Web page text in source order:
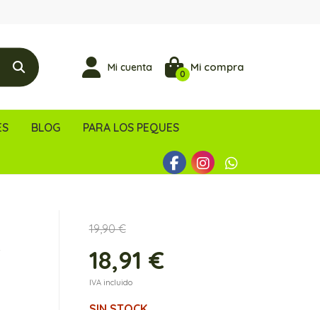
Mi cuenta Mi compra
0
BLOG PARA LOS PEQUES
19,90 €
18,91 €
IVA incluido